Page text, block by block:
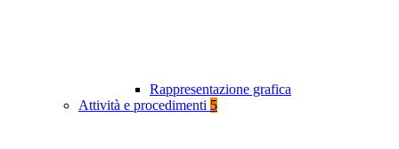
Rappresentazione grafica
Attività e procedimenti 5